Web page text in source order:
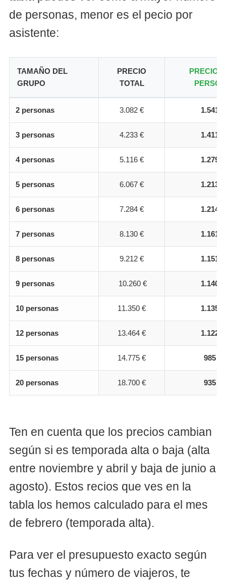
de personas, menor es el pecio por
asistente:
TAMAÑO DEL
GRUPO
PRECIO
TOTAL
PRECIO
2 personas 3.082 € 1.541 €
3 personas 4.233 € 1.411 €
4 personas 5.116 € 1.279 €
5 personas 6.067 € 1.213 €
6 personas 7.284 € 1.214 €
7 personas 8.130 € 1.161 €
8 personas 9.212 € 1.151 €
9 personas 10.260 € 1.140 €
10 personas 11.350 € 1.135 €
12 personas 13.464 € 1.122 €
15 personas 14.775 € 985 €
20 personas 18.700 € 935 €
Ten en cuenta que los precios cambian
según si es temporada alta o baja (alta
entre noviembre y abril y baja de junio a
agosto). Estos recios que ves en la
tabla los hemos calculado para el mes
de febrero (temporada alta).
Para ver el presupuesto exacto según
tus fechas y número de viajeros, te